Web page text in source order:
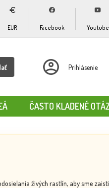
EUR Facebook Youtube
Prihlásenie
ČASTO KLADENÉ
živých rastlín, aby sme